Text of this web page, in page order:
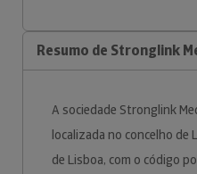
Resumo de Stronglink
A sociedade Stronglink
localizada no concelho
de Lisboa, com o código